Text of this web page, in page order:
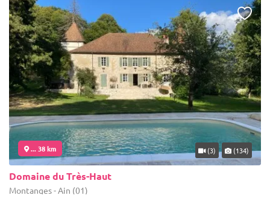
... 38 km (3) (134)
Domaine du Très-Haut
Montanges - Ain (01)